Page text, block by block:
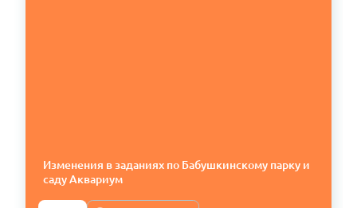
Изменения в заданиях по Бабушкинскому парку и
саду Аквариум